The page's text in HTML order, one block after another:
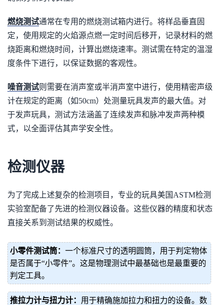
燃烧测试通常在专用的燃烧测试箱内进行。将样品垂直固
定，使用规定的火焰源点燃一定时间后移开，记录材料的燃
烧距离和燃烧时间，计算出燃烧速率。测试需在特定的温湿
度条件下进行，以保证数据的客观性。
噪音测试则需要在消声室或半消声室中进行，使用精密声级
计在规定的距离（如50cm）处测量玩具发声的最大值。对
于发声玩具，测试方法涵盖了连续发声和脉冲发声两种模
式，以全面评估其声学安全性。
检测仪器
为了完成上述复杂的检测项目，专业的玩具美国ASTM检测
实验室配备了先进的检测仪器设备。这些仪器的精度和状态
直接关系到测试结果的权威性。
小零件测试筒： 一个标准尺寸的透明圆筒，用于判定物体
是否属于“小零件”。这是物理测试中最基础也是最重要的
判定工具。
推拉力计与扭力计： 用于精确施加拉力和扭力的设备。数